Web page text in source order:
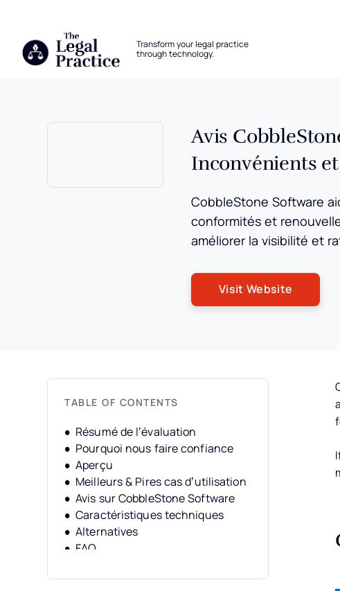
Transform your legal practice
through technology.
Avis
Inconvénients
CobbleStone Software
conformités et
améliorer la visibilité et
Visit Website
TABLE OF CONTENTS
Résumé de l’évaluation
Pourquoi nous faire confiance
Aperçu
Meilleurs & Pires cas d’utilisation
Avis sur CobbleStone Software
Caractéristiques techniques
Alternatives
FAQ